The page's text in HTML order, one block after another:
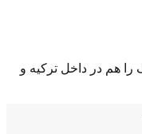
هم در داخل ترکیه و